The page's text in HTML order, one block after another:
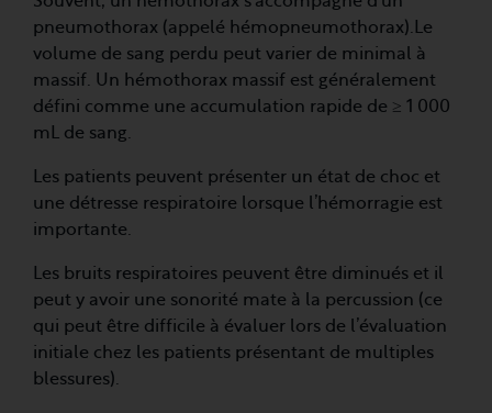
pneumothorax (appelé hémopneumothorax).Le
volume de sang perdu peut varier de minimal à
massif. Un hémothorax massif est généralement
défini comme une accumulation rapide de ≥ 1 000
mL de sang.
Les patients peuvent présenter un état de choc et
une détresse respiratoire lorsque l’hémorragie est
importante.
Les bruits respiratoires peuvent être diminués et il
peut y avoir une sonorité mate à la percussion (ce
qui peut être difficile à évaluer lors de l’évaluation
initiale chez les patients présentant de multiples
blessures).